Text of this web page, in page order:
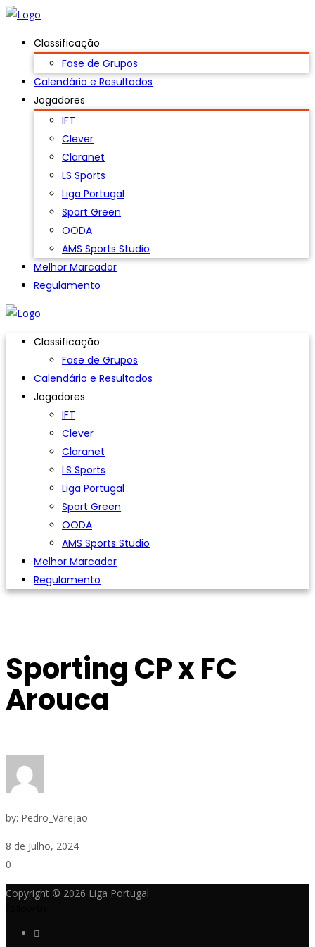
Classificação
Fase de Grupos
Calendário e Resultados
Jogadores
IFT
Clever
Claranet
LS Sports
Liga Portugal
Sport Green
OODA
AMS Sports Studio
Melhor Marcador
Regulamento
Classificação
Fase de Grupos
Calendário e Resultados
Jogadores
IFT
Clever
Claranet
LS Sports
Liga Portugal
Sport Green
OODA
AMS Sports Studio
Melhor Marcador
Regulamento
Sporting CP x FC
Arouca
by: Pedro_Varejao
8 de Julho, 2024
0
Copyright © 2026 Liga Portugal